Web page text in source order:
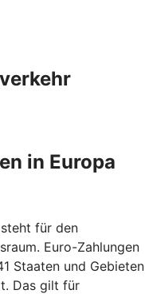
in Europa
für den
Euro-Zahlungen
Staaten und Gebieten
Das gilt für